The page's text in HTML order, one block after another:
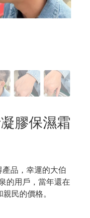
膠保濕霜
品，幸運的大伯
的用戶，當年還在
民的價格。